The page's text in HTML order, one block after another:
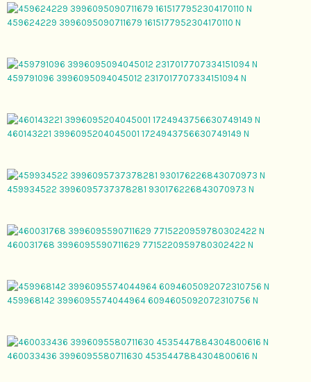
459624229 3996095090711679 1615177952304170110 N
459791096 3996095094045012 2317017707334151094 N
460143221 3996095204045001 1724943756630749149 N
459934522 3996095737378281 930176226843070973 N
460031768 3996095590711629 7715220959780302422 N
459968142 3996095574044964 6094605092072310756 N
460033436 3996095580711630 4535447884304800616 N